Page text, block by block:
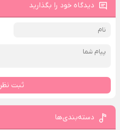
دیدگاه خود را بگذارید
ثبت نظر
دسته‌بندی‌ها